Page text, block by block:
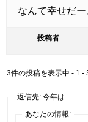
なんて幸せだー
投稿者
3件の投稿を表示中 - 1 -
返信先: 今年は
あなたの情報: